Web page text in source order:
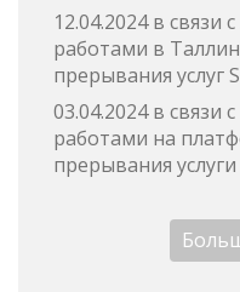
12.04.2024 в
работами в
прерывания услуг
03.04.2024 в связи
работами на
прерывания